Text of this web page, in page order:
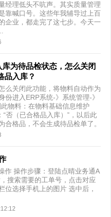
经理低头不吭声。其实质量管理
靠喊口号。这些年我辅导过上百
企业，都走完了这七步。今天一
为待品检状态，怎么关闭
品入库？
么关闭此功能，将物料自动作为
进入ERP系统-》系统管理-》
物料：在物料基础信息维护
否（已合格品入库）”，以后此
格品，不会生成待品检单了。
作 操作步骤：登陆点晴业务通A
搜索需要的工单号，点击对应
位选择手机上的图片 选中后，